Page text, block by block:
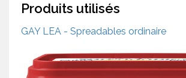
Produits utilisés
GAY LEA - Spreadables ordinaire